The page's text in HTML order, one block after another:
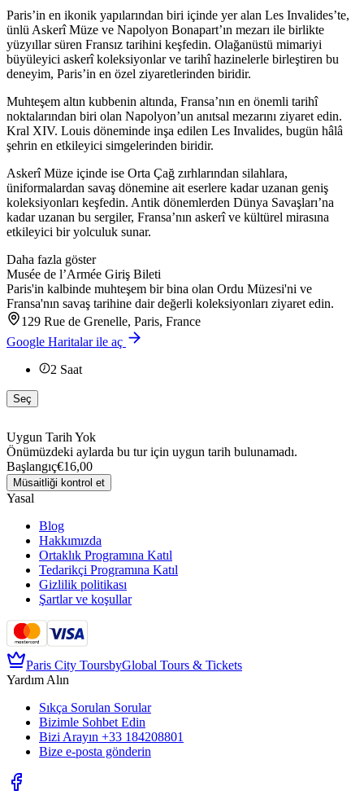
Paris’in en ikonik yapılarından biri içinde yer alan Les Invalides’te,
ünlü Askerî Müze ve Napolyon Bonapart’ın mezarı ile birlikte
yüzyıllar süren Fransız tarihini keşfedin. Olağanüstü mimariyi
büyüleyici askerî koleksiyonlar ve tarihî hazinelerle birleştiren bu
deneyim, Paris’in en özel ziyaretlerinden biridir.
Muhteşem altın kubbenin altında, Fransa’nın en önemli tarihî
noktalarından biri olan Napolyon’un anıtsal mezarını ziyaret edin.
Kral XIV. Louis döneminde inşa edilen Les Invalides, bugün hâlâ
şehrin en etkileyici simgelerinden biridir.
Askerî Müze içinde ise Orta Çağ zırhlarından silahlara,
üniformalardan savaş dönemine ait eserlere kadar uzanan geniş
koleksiyonları keşfedin. Antik dönemlerden Dünya Savaşları’na
kadar uzanan bu sergiler, Fransa’nın askerî ve kültürel mirasına
etkileyici bir yolculuk sunar.
Daha fazla göster
Musée de l’Armée Giriş Bileti
Paris'in kalbinde muhteşem bir bina olan Ordu Müzesi'ni ve
Fransa'nın savaş tarihine dair değerli koleksiyonları ziyaret edin.
129 Rue de Grenelle, Paris, France
Google Haritalar ile aç
2 Saat
Seç
Uygun Tarih Yok
Önümüzdeki aylarda bu tur için uygun tarih bulunamadı.
Başlangıç€16,00
Müsaitliği kontrol et
Yasal
Blog
Hakkımızda
Ortaklık Programına Katıl
Tedarikçi Programına Katıl
Gizlilik politikası
Şartlar ve koşullar
Paris City ToursbyGlobal Tours & Tickets
Yardım Alın
Sıkça Sorulan Sorular
Bizimle Sohbet Edin
Bizi Arayın +33 184208801
Bize e-posta gönderin